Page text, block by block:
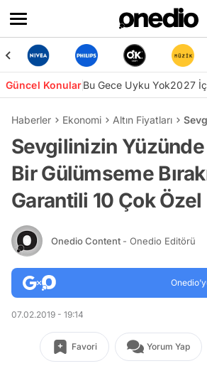
Güncel KonularBu Gece Uyku Yok2027
Haberler Ekonomi Altın Fiyatları
Sevgilinizin
Bir Gülümseme
Garantili 10 Çok
Onedio Content - Onedio Editörü
07.02.2019 - 19:14
Favori Yorum Yap